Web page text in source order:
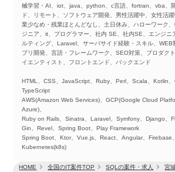
HOME 全国のIT案件TOP SQLの案件・求人 宮
械学習・AI、iot、java、python、c言語、fortran、vba、
ド、リモート、ソフトウェア開発、男性活躍中、女性活
業少なめ・残業ほとんどなし、土日休み、ハローワーク
ジニア、it、プログラマー、社内 SE、社内SE、エンジニ
ルティング、Laravel、サーバサイド経験・スキル、WEB
プリ開発、言語・フレームワーク、SEO対策、プロダク
イエンティスト、フロントエンド、バックエンド
HTML、CSS、JavaScript、Ruby、Perl、Scala、Kotlin、
TypeScript
AWS(Amazon Web Services)、GCP(Google Cloud
Azure)、
Ruby on Rails、Sinatra、Laravel、Symfony、Django、
Gin、Revel、Spring Boot、Play Framework
Spring Boot、Ktor、Vue.js、React、Angular、Firebase
Kubernetes(k8s)